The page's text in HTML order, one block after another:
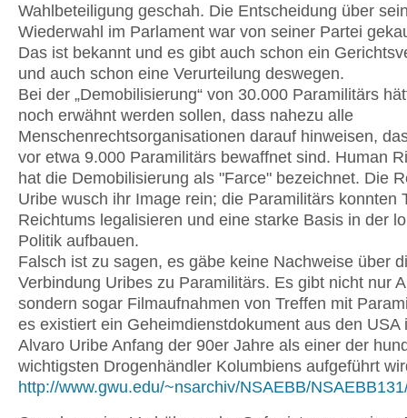
Wahlbeteiligung geschah. Die Entscheidung über
Wiederwahl im Parlament war von seiner Partei
Das ist bekannt und es gibt auch schon ein
und auch schon eine Verurteilung deswegen.
Bei der „Demobilisierung“ von 30.000 Paramilitärs
noch erwähnt werden sollen, dass nahezu alle
Menschenrechtsorganisationen darauf hinweisen,
vor etwa 9.000 Paramilitärs bewaffnet sind. Human
hat die Demobilisierung als "Farce" bezeichnet. Die
Uribe wusch ihr Image rein; die Paramilitärs konnten
Reichtums legalisieren und eine starke Basis in der
Politik aufbauen.
Falsch ist zu sagen, es gäbe keine Nachweise über
Verbindung Uribes zu Paramilitärs. Es gibt nicht nur
sondern sogar Filmaufnahmen von Treffen mit
es existiert ein Geheimdienstdokument aus den USA
Alvaro Uribe Anfang der 90er Jahre als einer der
wichtigsten Drogenhändler Kolumbiens aufgeführt
http://www.gwu.edu/~nsarchiv/NSAEBB/